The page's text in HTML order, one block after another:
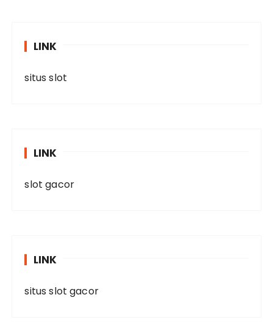
LINK
situs slot
LINK
slot gacor
LINK
situs slot gacor